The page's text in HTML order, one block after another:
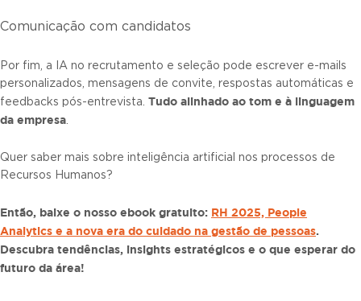
Comunicação com candidatos
Por fim, a IA no recrutamento e seleção pode escrever e-mails
personalizados, mensagens de convite, respostas automáticas e
feedbacks pós-entrevista. Tudo alinhado ao tom e à linguagem
da empresa.
Quer saber mais sobre inteligência artificial nos processos de
Recursos Humanos?
Então, baixe o nosso ebook gratuito: RH 2025, People
Analytics e a nova era do cuidado na gestão de pessoas.
Descubra tendências, insights estratégicos e o que esperar do
futuro da área!